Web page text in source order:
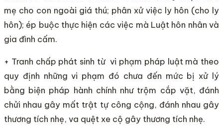
mẹ cho con ngoài giá thú; phân xử việc ly hôn (cho ly
hôn); ép buộc thực hiện các việc mà Luật hôn nhân và
gia đình cấm.
+ Tranh chấp phát sinh từ vi phạm pháp luật mà theo
quy định những vi phạm đó chưa đến mức bị xử lý
bằng biện pháp hành chính như trộm cắp vặt, đánh
chửi nhau gây mất trật tự công cộng, đánh nhau gây
thương tích nhẹ, va quệt xe cộ gây thương tích nhẹ.